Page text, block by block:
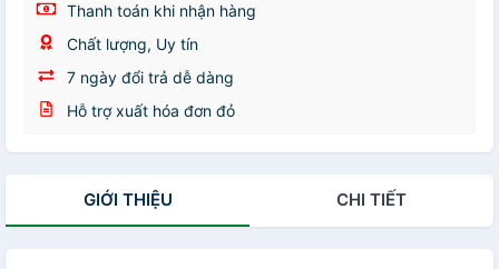
Thanh toán khi nhận hàng
Chất lượng, Uy tín
7 ngày đổi trả dễ dàng
Hỗ trợ xuất hóa đơn đỏ
GIỚI THIỆU CHI TIẾT